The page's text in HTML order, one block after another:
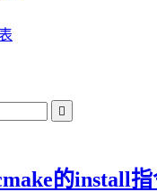

的install